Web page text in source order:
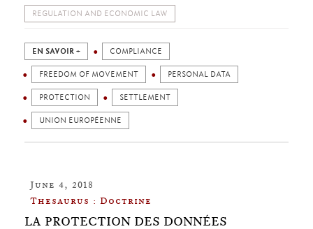
REGULATION AND ECONOMIC LAW
EN SAVOIR + COMPLIANCE
FREEDOM OF MOVEMENT PERSONAL DATA
PROTECTION SETTLEMENT
UNION EUROPÉENNE
June 4, 2018
Thesaurus : Doctrine
LA PROTECTION DES DONNÉES